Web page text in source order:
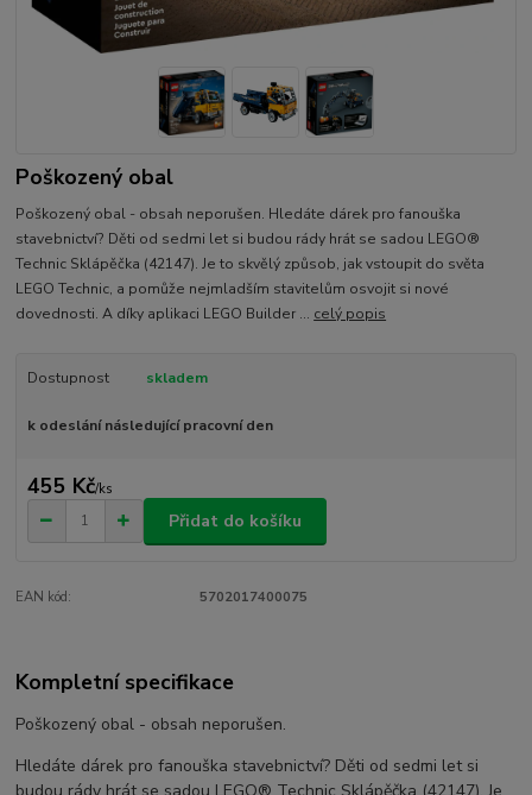
Poškozený obal
Poškozený obal - obsah neporušen. Hledáte dárek pro fanouška
stavebnictví? Děti od sedmi let si budou rády hrát se sadou LEGO®
Technic Sklápěčka (42147). Je to skvělý způsob, jak vstoupit do světa
LEGO Technic, a pomůže nejmladším stavitelům osvojit si nové
dovednosti. A díky aplikaci LEGO Builder ... celý popis
Dostupnost skladem
k odeslání následující pracovní den
455 Kč/ks
Přidat do košíku
EAN kód: 5702017400075
Kompletní specifikace
Poškozený obal - obsah neporušen.
Hledáte dárek pro fanouška stavebnictví? Děti od sedmi let si